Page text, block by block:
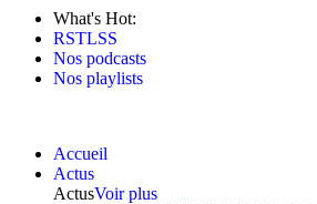
What's Hot:
RSTLSS
Nos podcasts
Nos playlists
Accueil
Actus
ActusVoir plus